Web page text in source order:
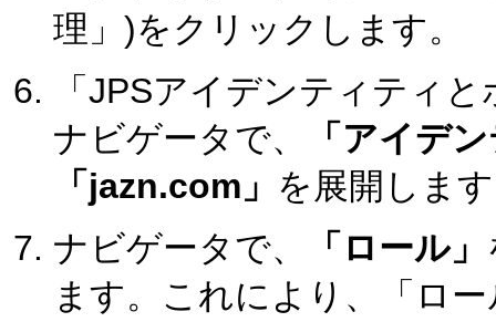
理」)をクリックします。
「JPSアイデンティティ
ナビゲータで、
「アイデ
「jazn.com」 を展開しま
ナビゲータで、
「ロール」
ます。これにより、「ロ